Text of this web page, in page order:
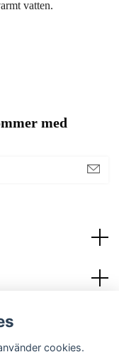
vatten.
med
cookies.